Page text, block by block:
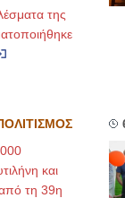
της
και
τη 39η